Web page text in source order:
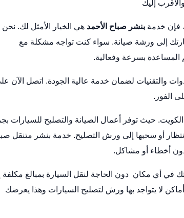
، فإن خدمة بنشر صباح الأحمد هي الخيار الأمثل لك. نحن
إلى ورشة صيانة. سواء كنت تواجه مشكلة مع
المساعدة بسرعة وفعالية.
والتقنيات لضمان خدمة عالية الجودة. اتصل الآن
حيث توفر أعمال الصيانة والتصليح للسيارات
أو سحبها إلى ورش التصليح. خدمة بنشر متنقل
بدون أخطاء أو مشاكل.
في أي مكان دون الحاجة لنقل السيارة بمبالغ مكلفة
لا يتواجد بها ورش لتصليح السيارات وهذا يعرضك